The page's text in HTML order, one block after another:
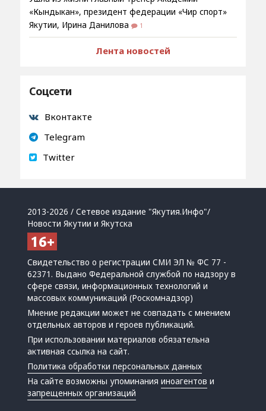
«Кындыкан», президент федерации «Чир спорт»
Якутии, Ирина Данилова
1
Лента новостей
Соцсети
Вконтакте
Telegram
Twitter
2013-2026 / Сетевое издание "Якутия.Инфо"/
Новости Якутии и Якутска
Свидетельство о регистрации СМИ ЭЛ № ФС 77 -
62371. Выдано Федеральной службой по надзору в
сфере связи, информационных технологий и
массовых коммуникаций (Роскомнадзор)
Мнение редакции может не совпадать с мнением
отдельных авторов и героев публикаций.
При использовании материалов обязательна
активная ссылка на сайт.
Политика обработки персональных данных
На сайте возможны упоминанияиноагентов и
запрещенных организаций